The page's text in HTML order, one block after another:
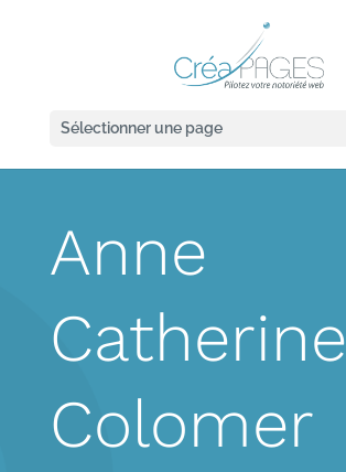
Sélectionner une page
Anne
Catherine
Colomer